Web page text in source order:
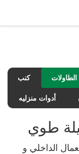
كنب الطاولات
أدوات منزليه
طوي
الداخلي و